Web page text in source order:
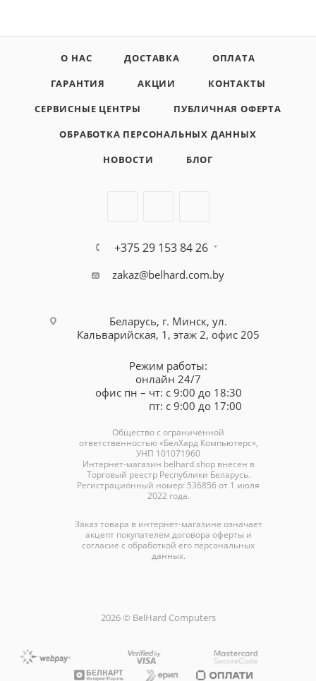
О НАС ДОСТАВКА
ОПЛАТА
ГАРАНТИЯ
АКЦИИ
КОНТАКТЫ
СЕРВИСНЫЕ ЦЕНТРЫ
ПУБЛИЧНАЯ ОФЕРТА
ОБРАБОТКА ПЕРСОНАЛЬНЫХ ДАННЫХ
НОВОСТИ
БЛОГ
+375 29 153 84 26
zakaz@belhard.com.by
Беларусь, г. Минск, ул.
Кальварийская, 1, этаж 2, офис 205
Режим работы:
онлайн 24/7
офис пн – чт: с 9:00 до 18:30
пт: с 9:00 до 17:00
Общество с ограниченной
ответственностью «БелХард Компьютерс»,
УНП 101071960
Интернет-магазин belhard.shopвнесен в
Торговый реестр Республики Беларусь.
Регистрационный номер: 536856 от 1 июля
2022 года.
Заказ товара в интернет-магазине означает
акцепт покупателем договора оферты и
согласие с обработкой его персональных
данных.
2026 © BelHard Computers